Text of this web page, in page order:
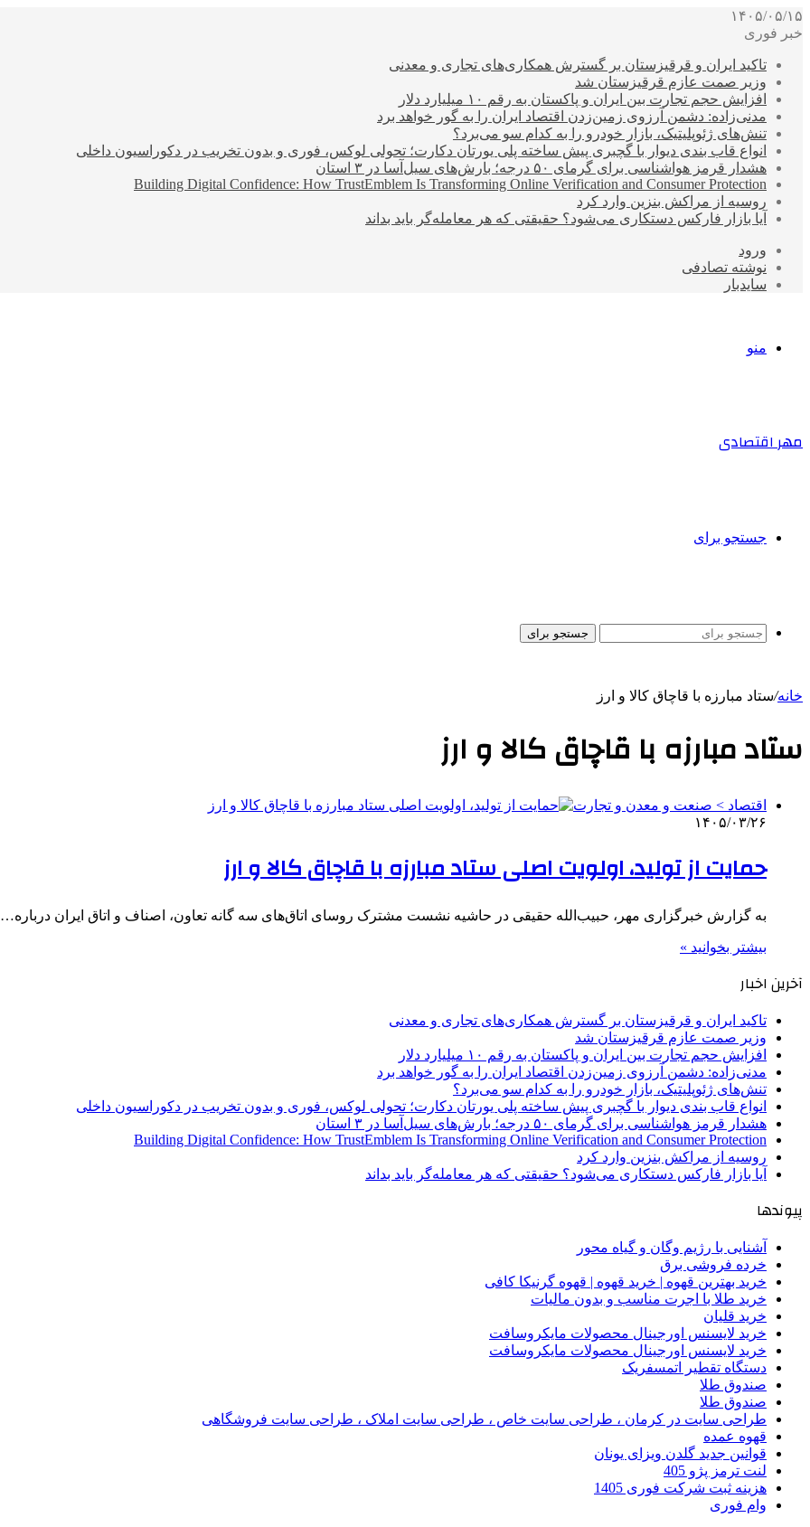
۱۴۰۵/۰۵/۱۵
خبر فوری
تاکید ایران و قرقیزستان بر گسترش همکاری‌های تجاری و معدنی
وزیر صمت عازم قرقیزستان شد
افزایش حجم تجارت بین ایران و پاکستان به رقم ۱۰ میلیارد دلار
مدنی‌زاده: دشمن آرزوی زمین‌زدن اقتصاد ایران را به گور خواهد برد
تنش‌های ژئوپلیتیک، بازار خودرو را به کدام سو می‌برد؟
انواع قاب بندی دیوار با گچبری پیش ساخته پلی یورتان دکارت؛ تحولی لوکس، فوری و بدون تخریب در دکوراسیون داخلی
هشدار قرمز هواشناسی برای گرمای ۵۰ درجه؛ بارش‌های سیل‌آسا در ۳ استان
Building Digital Confidence: How TrustEmblem Is Transforming Online Verification and Consumer Protection
روسیه از مراکش بنزین وارد کرد
آیا بازار فارکس دستکاری می‌شود؟ حقیقتی که هر معامله‌گر باید بداند
ورود
نوشته تصادفی
سایدبار
منو
مهر اقتصادی
جستجو برای
جستجو برای
خانه/ستاد مبارزه با قاچاق کالا و ارز
ستاد مبارزه با قاچاق کالا و ارز
اقتصاد > صنعت و معدن و تجارت
۱۴۰۵/۰۳/۲۶
حمایت از تولید، اولویت اصلی ستاد مبارزه با قاچاق کالا و ارز
به گزارش خبرگزاری مهر، حبیب‌الله حقیقی در حاشیه نشست مشترک روسای اتاق‌های سه گانه تعاون، اصناف و اتاق ایران درباره…
بیشتر بخوانید »
آخرین اخبار
تاکید ایران و قرقیزستان بر گسترش همکاری‌های تجاری و معدنی
وزیر صمت عازم قرقیزستان شد
افزایش حجم تجارت بین ایران و پاکستان به رقم ۱۰ میلیارد دلار
مدنی‌زاده: دشمن آرزوی زمین‌زدن اقتصاد ایران را به گور خواهد برد
تنش‌های ژئوپلیتیک، بازار خودرو را به کدام سو می‌برد؟
انواع قاب بندی دیوار با گچبری پیش ساخته پلی یورتان دکارت؛ تحولی لوکس، فوری و بدون تخریب در دکوراسیون داخلی
هشدار قرمز هواشناسی برای گرمای ۵۰ درجه؛ بارش‌های سیل‌آسا در ۳ استان
Building Digital Confidence: How TrustEmblem Is Transforming Online Verification and Consumer Protection
روسیه از مراکش بنزین وارد کرد
آیا بازار فارکس دستکاری می‌شود؟ حقیقتی که هر معامله‌گر باید بداند
پیوندها
آشنایی با رژیم وگان و گیاه محور
خرده فروشی برق
خرید بهترین قهوه | خرید قهوه | قهوه گرنیکا کافی
خرید طلا با اجرت مناسب و بدون مالیات
خرید قلیان
خرید لایسنس اورجینال محصولات مایکروسافت
خرید لایسنس اورجینال محصولات مایکروسافت
دستگاه تقطیر اتمسفریک
صندوق طلا
صندوق طلا
طراحی سایت در کرمان ، طراحی سایت خاص ، طراحی سایت املاک ، طراحی سایت فروشگاهی
قهوه عمده
قوانین جدید گلدن ویزای یونان
لنت ترمز پژو 405
هزینه ثبت شرکت فوری 1405
وام فوری